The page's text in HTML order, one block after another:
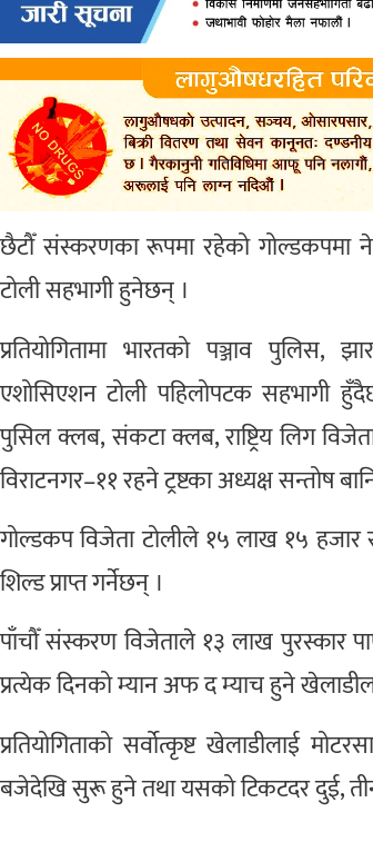
छैटौँ संस्करणका रूपमा रहेको गोल्डकपमा
टोली सहभागी हुनेछन् ।
प्रतियोगितामा भारतको पञ्जाव
एशोसिएशन टोली पहिलोपटक सहभागी
पुसिल क्लब, संकटा क्लब, राष्ट्रिय लिग
विराटनगर–११ रहने ट्रष्टका अध्यक्ष सन्तोष
गोल्डकप विजेता टोलीले १५ लाख १५
शिल्ड प्राप्त गर्नेछन् ।
पाँचौँ संस्करण विजेताले १३ लाख पुरस्कार
प्रत्येक दिनको म्यान अफ द म्याच हुने
प्रतियोगिताको सर्वोत्कृष्ट खेलाडीलाई
बजेदेखि सुरू हुने तथा यसको टिकटदर दुई,